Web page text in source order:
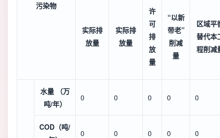
污染物
实际排
放量
实际排
放量
许
可
排
放
量
“以新
带老”
削减
量
区域平
替代本
程削减
水量 （万
吨/年）
0 0 0 0 0
COD（吨/
0 0 0 0 0